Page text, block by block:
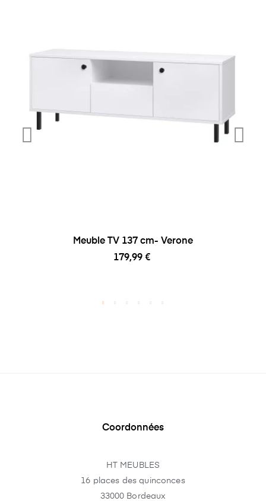
Meuble TV 137 cm- Verone
179,99 €
Coordonnées
HT MEUBLES
16 places des quinconces
33000 Bordeaux